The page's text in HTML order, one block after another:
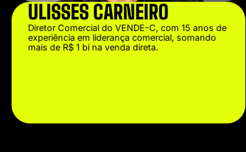
ULISSES CARNEIRO
Diretor Comercial do VENDE-C, com 15 anos de
experiência em liderança comercial, somando
mais de R$ 1 bi na venda direta.